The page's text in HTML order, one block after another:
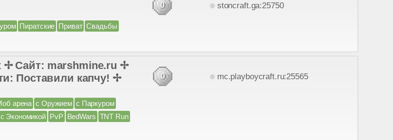
0 stoncraft.ga:25750
Пиратские Приват Свадьбы
✢ Сайт: marshmine.ru ✢
Поставили капчу! ✢
0 mc.playboycraft.ru:25565
арена с Оружием с Паркуром
с Экономикой PvP BedWars TNT Run